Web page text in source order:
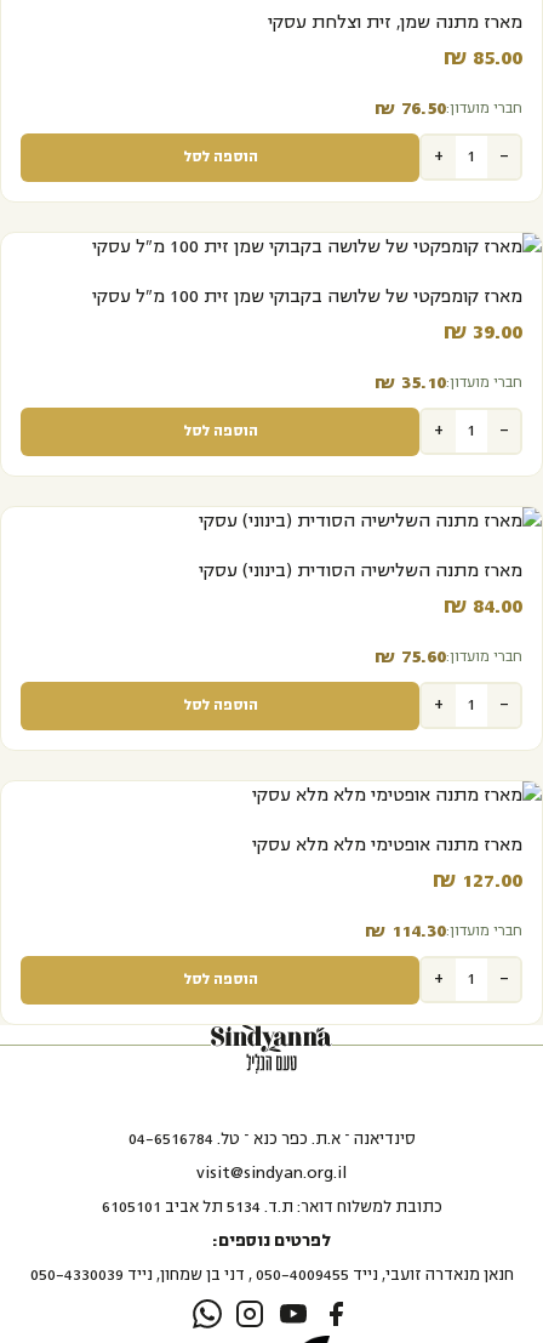
מארז מתנה שמן, זית וצלחת עסקי
₪ 85.00‬
חברי מועדון: ₪ 76.50‬
-
+ הוספה לסל
מארז קומפקטי של שלושה בקבוקי שמן זית 100 מ"ל עסקי
₪ 39.00‬
חברי מועדון: ₪ 35.10‬
-
+ הוספה לסל
מארז מתנה השלישיה הסודית (בינוני) עסקי
₪ 84.00‬
חברי מועדון: ₪ 75.60‬
-
+ הוספה לסל
מארז מתנה אופטימי מלא מלא עסקי
₪ 127.00‬
חברי מועדון: ₪ 114.30‬
-
+ הוספה לסל
סינדיאנה – א.ת. כפר כנא – טל. 04-6516784
visit@sindyan.org.il
כתובת למשלוח דואר: ת.ד. 5134 תל אביב 6105101
לפרטים נוספים:
חנאן מנאדרה זועבי, נייד 050-4009455 , דני בן שמחון, נייד 050-4330039